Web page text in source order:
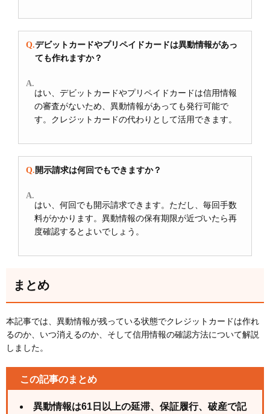
デビットカードやプリペイドカードは異動情報があっ
ても作れますか？
はい、デビットカードやプリペイドカードは信用情報
の審査がないため、異動情報があっても発行可能で
す。クレジットカードの代わりとして活用できます。
開示請求は何回でもできますか？
はい、何回でも開示請求できます。ただし、毎回手数
料がかかります。異動情報の保有期限が近づいたら再
度確認するとよいでしょう。
まとめ
本記事では、異動情報が残っている状態でクレジットカードは作れ
るのか、いつ消えるのか、そして信用情報の確認方法について解説
しました。
この記事のまとめ
異動情報は61日以上の延滞、保証履行、破産で記